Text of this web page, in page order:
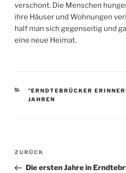
verschont. Die Menschen
ihre Häuser und Wohnungen
half man sich gegenseitig und
eine neue Heimat.
KATEGORIEN
"ERNDTEBRÜCKER
JAHREN
Beitragsnavigation
Vorheriger
Beitrag
ZURÜCK
Die ersten Jahre in